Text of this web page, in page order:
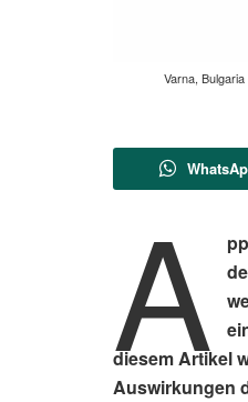
Varna,
A
diesem Artikel
Auswirkungen